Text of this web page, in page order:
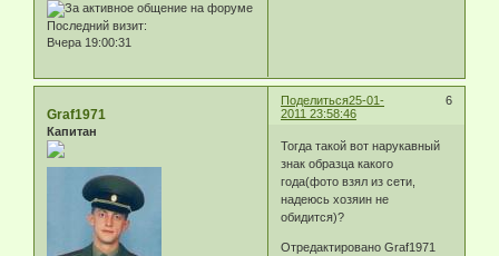
Последний визит:
Вчера 19:00:31
Поделиться 6
25-01-
2011 23:58:46
Graf1971
Капитан
Тогда такой вот нарукавный
знак образца какого
года(фото взял из сети,
надеюсь хозяин не
обидится)?
Отредактировано Graf1971